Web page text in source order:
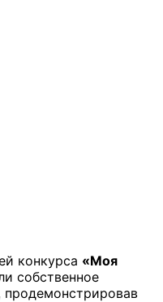
конкурса «Моя
собственное
продемонстрировав